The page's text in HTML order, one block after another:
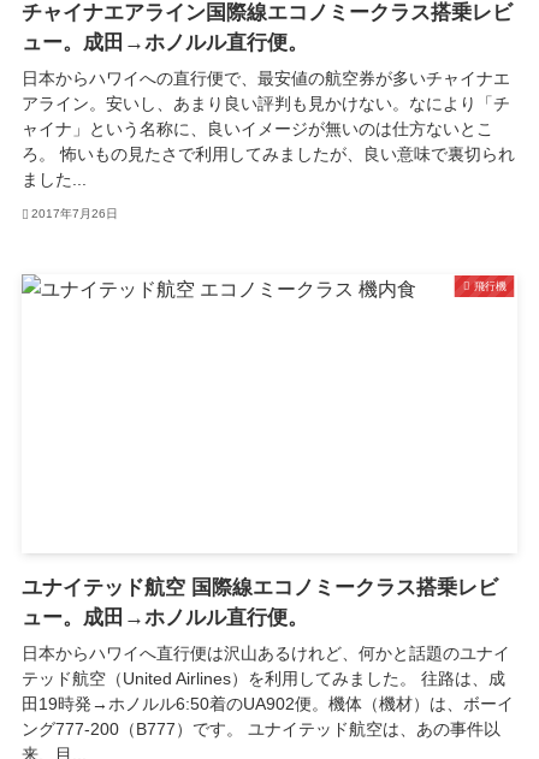
チャイナエアライン国際線エコノミークラス搭乗レビ
ュー。成田→ホノルル直行便。
日本からハワイへの直行便で、最安値の航空券が多いチャイナエ
アライン。安いし、あまり良い評判も見かけない。なにより「チ
ャイナ」という名称に、良いイメージが無いのは仕方ないとこ
ろ。 怖いもの見たさで利用してみましたが、良い意味で裏切られ
ました...
2017年7月26日
飛行機
ユナイテッド航空 国際線エコノミークラス搭乗レビ
ュー。成田→ホノルル直行便。
日本からハワイへ直行便は沢山あるけれど、何かと話題のユナイ
テッド航空（United Airlines）を利用してみました。 往路は、成
田19時発→ホノルル6:50着のUA902便。機体（機材）は、ボーイ
ング777-200（B777）です。 ユナイテッド航空は、あの事件以
来、目...